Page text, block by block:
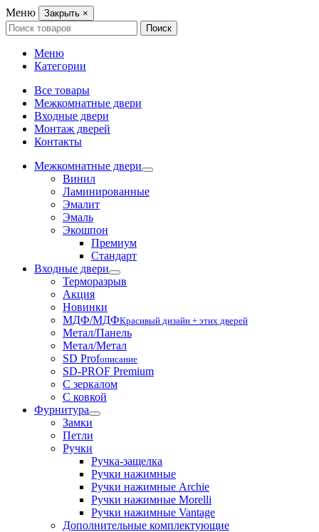
Меню Закрыть ×
Search
for:
Поиск
Меню
Категории
Все товары
Межкомнатные двери
Входные двери
Монтаж дверей
Контакты
Межкомнатные двери
Винил
Ламинированные
Эмалит
Эмаль
Экошпон
Премиум
Стандарт
Входные двери
Терморазрыв
Акция
Новинки
МДФ/МДФКрасивый дизайн + этих дверей
Метал/Панель
Метал/Метал
SD Profописание
SD-PROF Premium
С зеркалом
С ковкой
Фурнитура
Замки
Петли
Ручки
Ручка-защелка
Ручки нажимные
Ручки нажимные Archie
Ручки нажимные Morelli
Ручки нажимные Vantage
Дополнительные комплектующие